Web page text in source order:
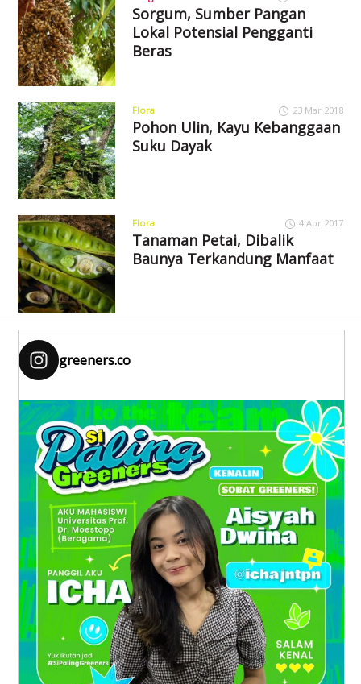
Sorgum, Sumber Pangan
Lokal Potensial Pengganti
Beras
Flora 23 Mar 2018
Pohon Ulin, Kayu Kebanggaan
Suku Dayak
Flora 4 Apr 2017
Tanaman Petai, Dibalik
Baunya Terkandung Manfaat
greeners.co